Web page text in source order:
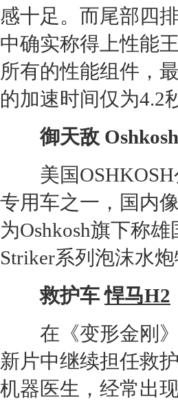
感十足。而尾部四
中确实称得上性能王
所有的性能组件，
的加速时间仅为4.2
御天敌 Oshkosh
美国OSHKOSH
专用车之一，国内
为Oshkosh旗下称
Striker系列泡沫水
救护车悍马H2
在《变形金刚
新片中继续担任救
机器医生，经常出